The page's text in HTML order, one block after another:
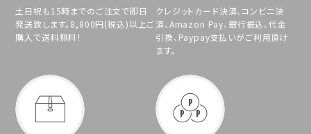
土日祝も15時までのご注文で即日
発送致します。8,800円(税込)以上ご
購入で送料無料！
クレジットカード決済、コンビニ決
済、Amazon Pay、銀行振込、代金
引換、Paypay支払いがご利用頂け
ます。